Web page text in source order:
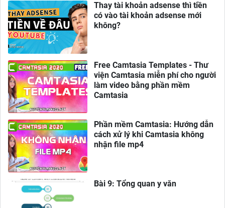
Thay tài khoản adsense thì tiền
có vào tài khoản adsense mới
không?
Free Camtasia Templates - Thư
viện Camtasia miễn phí cho người
làm video bằng phần mềm
Camtasia
Phần mềm Camtasia: Hướng dẫn
cách xử lý khi Camtasia không
nhận file mp4
Bài 9: Tổng quan y văn